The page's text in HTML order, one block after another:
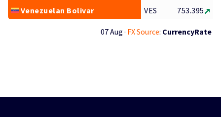
Venezuelan Bolivar
VES 753.395
07 Aug · FX Source: CurrencyRate